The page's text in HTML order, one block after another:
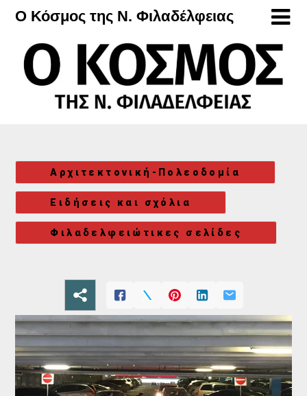
Μετάβαση
περιεχόμενο
Ο Κόσμος της Ν. Φιλαδέλφειας
Αρχιτεκτονική-Πολεοδομία
Ειδήσεις και σχόλια
Φιλαδελφειώτικες σελίδες